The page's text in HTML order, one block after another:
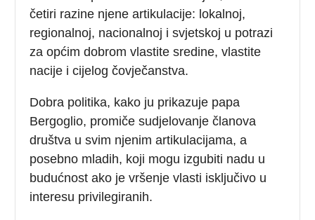
četiri razine njene artikulacije: lokalnoj,
regionalnoj, nacionalnoj i svjetskoj u potrazi
za općim dobrom vlastite sredine, vlastite
nacije i cijelog čovječanstva.
Dobra politika, kako ju prikazuje papa
Bergoglio, promiče sudjelovanje članova
društva u svim njenim artikulacijama, a
posebno mladih, koji mogu izgubiti nadu u
budućnost ako je vršenje vlasti isključivo u
interesu privilegiranih.